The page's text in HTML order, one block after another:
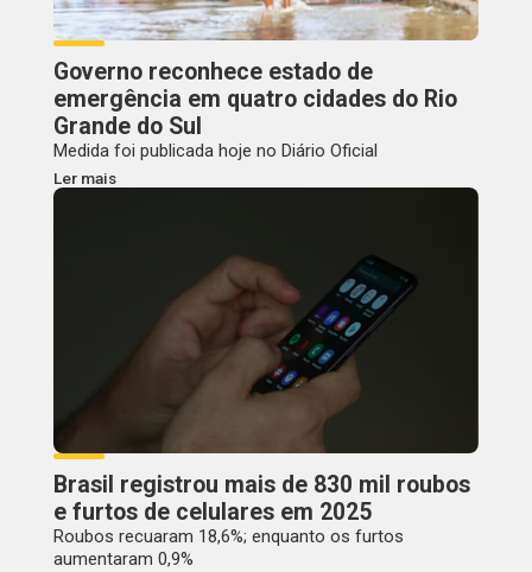
Governo reconhece estado de
emergência em quatro cidades do Rio
Grande do Sul
Medida foi publicada hoje no Diário Oficial
Ler mais
Brasil registrou mais de 830 mil roubos
e furtos de celulares em 2025
Roubos recuaram 18,6%; enquanto os furtos
aumentaram 0,9%